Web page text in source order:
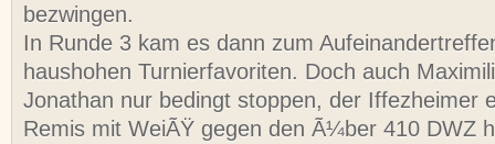
bezwingen.
In Runde 3 kam es dann zum
haushohen Turnierfavoriten. Doch auch
Jonathan nur bedingt stoppen, der Iffezheimer
Remis mit WeiÃŸ gegen den Ã¼ber 410 DWZ